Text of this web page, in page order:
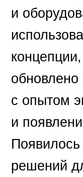
и
обновлено
с опытом
и
решений